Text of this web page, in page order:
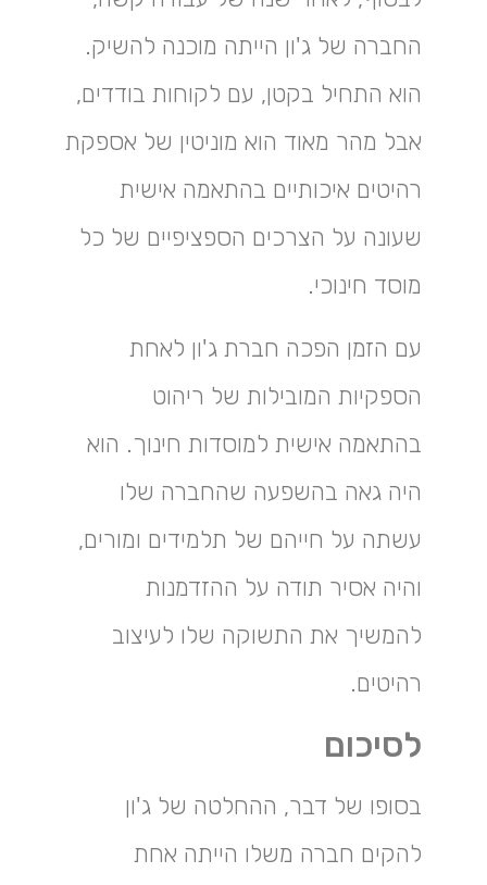
החברה של ג'ון הייתה מוכנה להשיק.
הוא התחיל בקטן, עם לקוחות בודדים,
אבל מהר מאוד הוא מוניטין של אספקת
רהיטים איכותיים בהתאמה אישית
שעונה על הצרכים הספציפיים של כל
מוסד חינוכי.
עם הזמן הפכה חברת ג'ון לאחת
הספקיות המובילות של ריהוט
בהתאמה אישית למוסדות חינוך. הוא
היה גאה בהשפעה שהחברה שלו
עשתה על חייהם של תלמידים ומורים,
והיה אסיר תודה על ההזדמנות
להמשיך את התשוקה שלו לעיצוב
רהיטים.
לסיכום
בסופו של דבר, ההחלטה של ​​ג'ון
להקים חברה משלו הייתה אחת